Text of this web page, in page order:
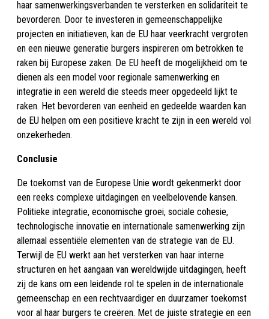
haar samenwerkingsverbanden te versterken en solidariteit te
bevorderen. Door te investeren in gemeenschappelijke
projecten en initiatieven, kan de EU haar veerkracht vergroten
en een nieuwe generatie burgers inspireren om betrokken te
raken bij Europese zaken. De EU heeft de mogelijkheid om te
dienen als een model voor regionale samenwerking en
integratie in een wereld die steeds meer opgedeeld lijkt te
raken. Het bevorderen van eenheid en gedeelde waarden kan
de EU helpen om een positieve kracht te zijn in een wereld vol
onzekerheden.
Conclusie
De toekomst van de Europese Unie wordt gekenmerkt door
een reeks complexe uitdagingen en veelbelovende kansen.
Politieke integratie, economische groei, sociale cohesie,
technologische innovatie en internationale samenwerking zijn
allemaal essentiële elementen van de strategie van de EU.
Terwijl de EU werkt aan het versterken van haar interne
structuren en het aangaan van wereldwijde uitdagingen, heeft
zij de kans om een leidende rol te spelen in de internationale
gemeenschap en een rechtvaardiger en duurzamer toekomst
voor al haar burgers te creëren. Met de juiste strategie en een